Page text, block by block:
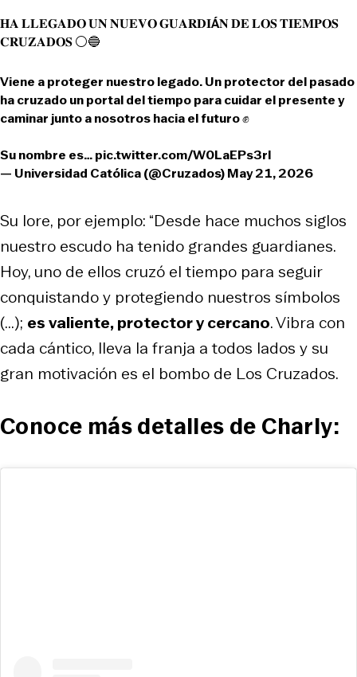
𝐇𝐀 𝐋𝐋𝐄𝐆𝐀𝐃𝐎 𝐔𝐍 𝐍𝐔𝐄𝐕𝐎 𝐆𝐔𝐀𝐑𝐃𝐈Á𝐍 𝐃𝐄 𝐋𝐎𝐒 𝐓𝐈𝐄𝐌𝐏𝐎𝐒
𝐂𝐑𝐔𝐙𝐀𝐃𝐎𝐒 ⚪🔵
Viene a proteger nuestro legado. Un protector del pasado
ha cruzado un portal del tiempo para cuidar el presente y
caminar junto a nosotros hacia el futuro ✊
Su nombre es…pic.twitter.com/W0LaEPs3rI
— Universidad Católica (@Cruzados)May 21, 2026
Su lore, por ejemplo: “Desde hace muchos siglos
nuestro escudo ha tenido grandes guardianes.
Hoy, uno de ellos cruzó el tiempo para seguir
conquistando y protegiendo nuestros símbolos
(...); es valiente, protector y cercano. Vibra con
cada cántico, lleva la franja a todos lados y su
gran motivación es el bombo de Los Cruzados.
Conoce más detalles de Charly: